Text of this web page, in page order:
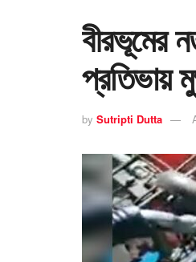
বীরভূমের
প্রতিভায়
by Sutripti Dutta